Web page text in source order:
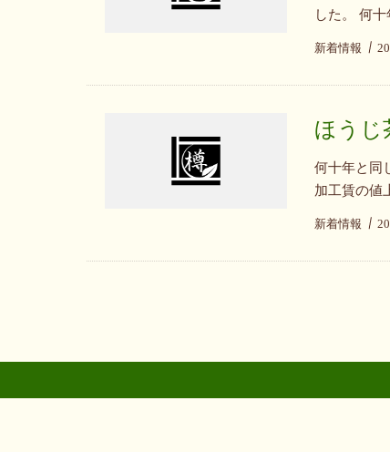
した。 何
新着情報
ほうじ
何十年と同
加工賃の値
新着情報